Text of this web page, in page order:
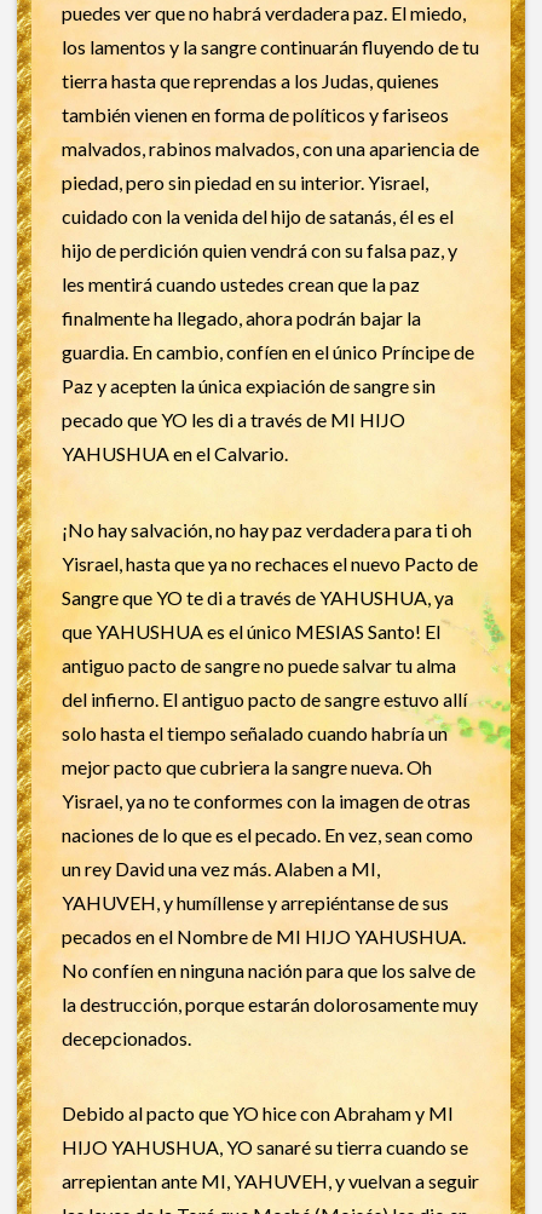
puedes ver que no habrá verdadera paz. El miedo,
los lamentos y la sangre continuarán fluyendo de tu
tierra hasta que reprendas a los Judas, quienes
también vienen en forma de políticos y fariseos
malvados, rabinos malvados, con una apariencia de
piedad, pero sin piedad en su interior. Yisrael,
cuidado con la venida del hijo de satanás, él es el
hijo de perdición quien vendrá con su falsa paz, y
les mentirá cuando ustedes crean que la paz
finalmente ha llegado, ahora podrán bajar la
guardia. En cambio, confíen en el único Príncipe de
Paz y acepten la única expiación de sangre sin
pecado que YO les di a través de MI HIJO
YAHUSHUA en el Calvario.
¡No hay salvación, no hay paz verdadera para ti oh
Yisrael, hasta que ya no rechaces el nuevo Pacto de
Sangre que YO te di a través de YAHUSHUA, ya
que YAHUSHUA es el único MESIAS Santo! El
antiguo pacto de sangre no puede salvar tu alma
del infierno. El antiguo pacto de sangre estuvo allí
solo hasta el tiempo señalado cuando habría un
mejor pacto que cubriera la sangre nueva. Oh
Yisrael, ya no te conformes con la imagen de otras
naciones de lo que es el pecado. En vez, sean como
un rey David una vez más. Alaben a MI,
YAHUVEH, y humíllense y arrepiéntanse de sus
pecados en el Nombre de MI HIJO YAHUSHUA.
No confíen en ninguna nación para que los salve de
la destrucción, porque estarán dolorosamente muy
decepcionados.
Debido al pacto que YO hice con Abraham y MI
HIJO YAHUSHUA, YO sanaré su tierra cuando se
arrepientan ante MI, YAHUVEH, y vuelvan a seguir